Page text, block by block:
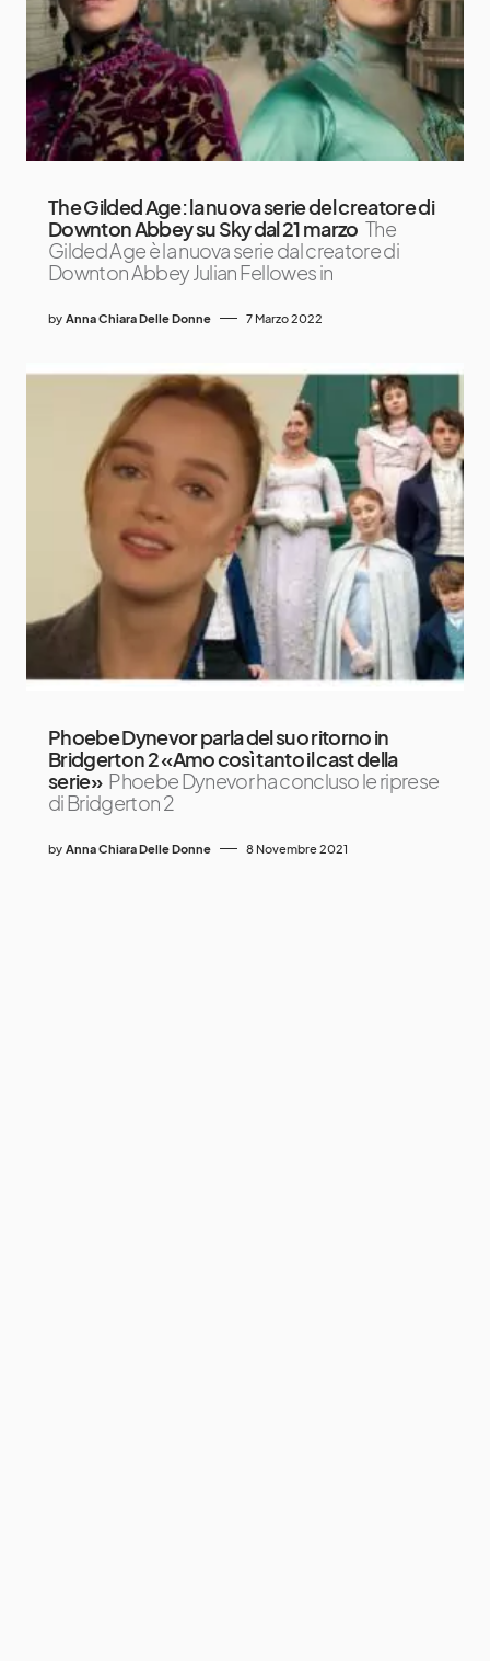
The Gilded Age: la nuova serie del creatore di
Downton Abbey su Sky dal 21 marzo The
Gilded Age è la nuova serie dal creatore di
Downton Abbey Julian Fellowes in
by Anna Chiara Delle Donne 7 Marzo 2022
Phoebe Dynevor parla del suo ritorno in
Bridgerton 2 «Amo così tanto il cast della
serie» Phoebe Dynevor ha concluso le riprese
di Bridgerton 2
by Anna Chiara Delle Donne 8 Novembre 2021